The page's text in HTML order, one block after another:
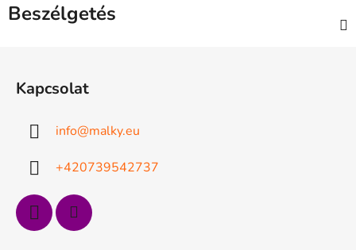
Beszélgetés
Kapcsolat
info@malky.eu
+420739542737